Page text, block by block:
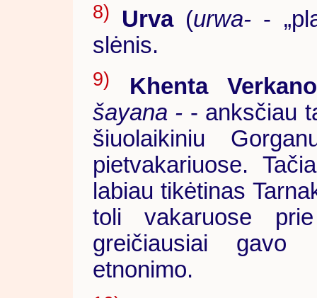
8) Urva(urwa- -
slėnis.
9)
Khenta
šayana - - anksčiau
šiuolaikiniu
pietvakariuose.
labiau tikėtinas
toli vakaruose
greičiausiai gavo
etnonimo.